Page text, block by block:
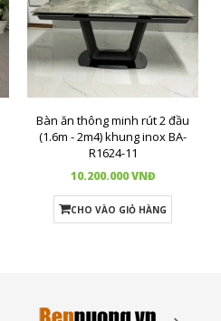
Bàn ăn thông minh rút 2 đầu
(1.6m - 2m4) khung inox BA-
R1624-11
10.200.000 VNĐ
CHO VÀO GIỎ HÀNG